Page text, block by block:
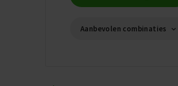
Aanbevolen combinaties